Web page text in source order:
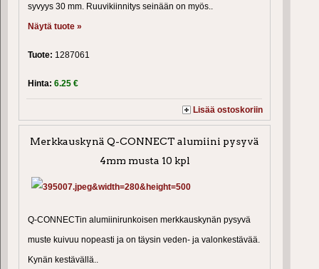
syvyys 30 mm. Ruuvikiinnitys seinään on myös..
Näytä tuote »
Tuote: 1287061
Hinta: 6.25 €
Lisää ostoskoriin
Merkkauskynä Q-CONNECT alumiini pysyvä
4mm musta 10 kpl
Q-CONNECTin alumiinirunkoisen merkkauskynän pysyvä
muste kuivuu nopeasti ja on täysin veden- ja valonkestävää.
Kynän kestävällä..